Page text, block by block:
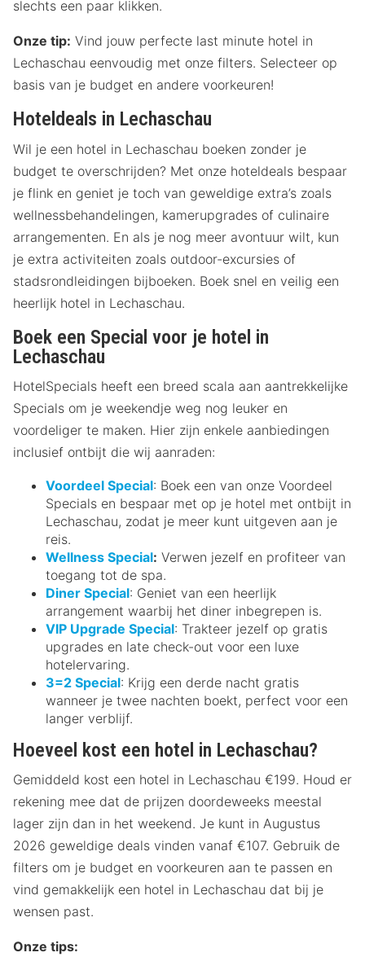
slechts een paar klikken.
Onze tip: Vind jouw perfecte last minute hotel in
Lechaschau eenvoudig met onze filters. Selecteer op
basis van je budget en andere voorkeuren!
Hoteldeals in Lechaschau
Wil je een hotel in Lechaschau boeken zonder je
budget te overschrijden? Met onze hoteldeals bespaar
je flink en geniet je toch van geweldige extra’s zoals
wellnessbehandelingen, kamerupgrades of culinaire
arrangementen. En als je nog meer avontuur wilt, kun
je extra activiteiten zoals outdoor-excursies of
stadsrondleidingen bijboeken. Boek snel en veilig een
heerlijk hotel in Lechaschau.
Boek een Special voor je hotel in
Lechaschau
HotelSpecials heeft een breed scala aan aantrekkelijke
Specials om je weekendje weg nog leuker en
voordeliger te maken. Hier zijn enkele aanbiedingen
inclusief ontbijt die wij aanraden:
Voordeel Special: Boek een van onze Voordeel
Specials en bespaar met op je hotel met ontbijt in
Lechaschau, zodat je meer kunt uitgeven aan je
reis.
Wellness Special: Verwen jezelf en profiteer van
toegang tot de spa.
Diner Special: Geniet van een heerlijk
arrangement waarbij het diner inbegrepen is.
VIP Upgrade Special: Trakteer jezelf op gratis
upgrades en late check-out voor een luxe
hotelervaring.
3=2 Special: Krijg een derde nacht gratis
wanneer je twee nachten boekt, perfect voor een
langer verblijf.
Hoeveel kost een hotel in Lechaschau?
Gemiddeld kost een hotel in Lechaschau €199. Houd er
rekening mee dat de prijzen doordeweeks meestal
lager zijn dan in het weekend. Je kunt in Augustus
2026 geweldige deals vinden vanaf €107. Gebruik de
filters om je budget en voorkeuren aan te passen en
vind gemakkelijk een hotel in Lechaschau dat bij je
wensen past.
Onze tips: